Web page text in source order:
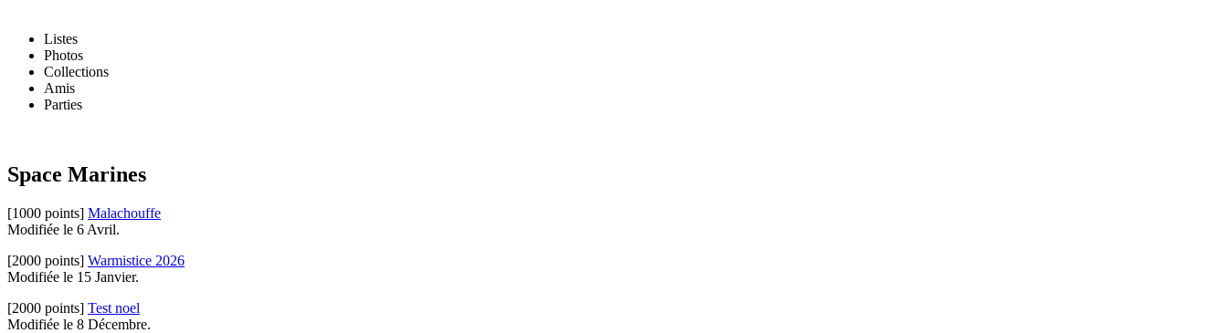
Listes
Photos
Collections
Amis
Parties
Space Marines
[1000 points] Malachouffe
Modifiée le 6 Avril.
[2000 points] Warmistice 2026
Modifiée le 15 Janvier.
[2000 points] Test noel
Modifiée le 8 Décembre.